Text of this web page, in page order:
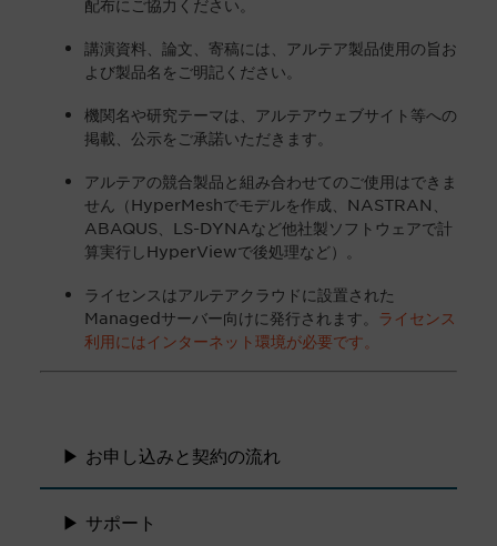
配布にご協力ください。
講演資料、論文、寄稿には、アルテア製品使用の旨お
よび製品名をご明記ください。
機関名や研究テーマは、アルテアウェブサイト等への
掲載、公示をご承諾いただきます。
アルテアの競合製品と組み合わせてのご使用はできま
せん（HyperMeshでモデルを作成、NASTRAN、
ABAQUS、LS-DYNAなど他社製ソフトウェアで計
算実行しHyperViewで後処理など）。
ライセンスはアルテアクラウドに設置された
Managedサーバー向けに発行されます。
ライセンス
利用にはインターネット環境が必要です。
▶ お申し込みと契約の流れ
▶ サポート